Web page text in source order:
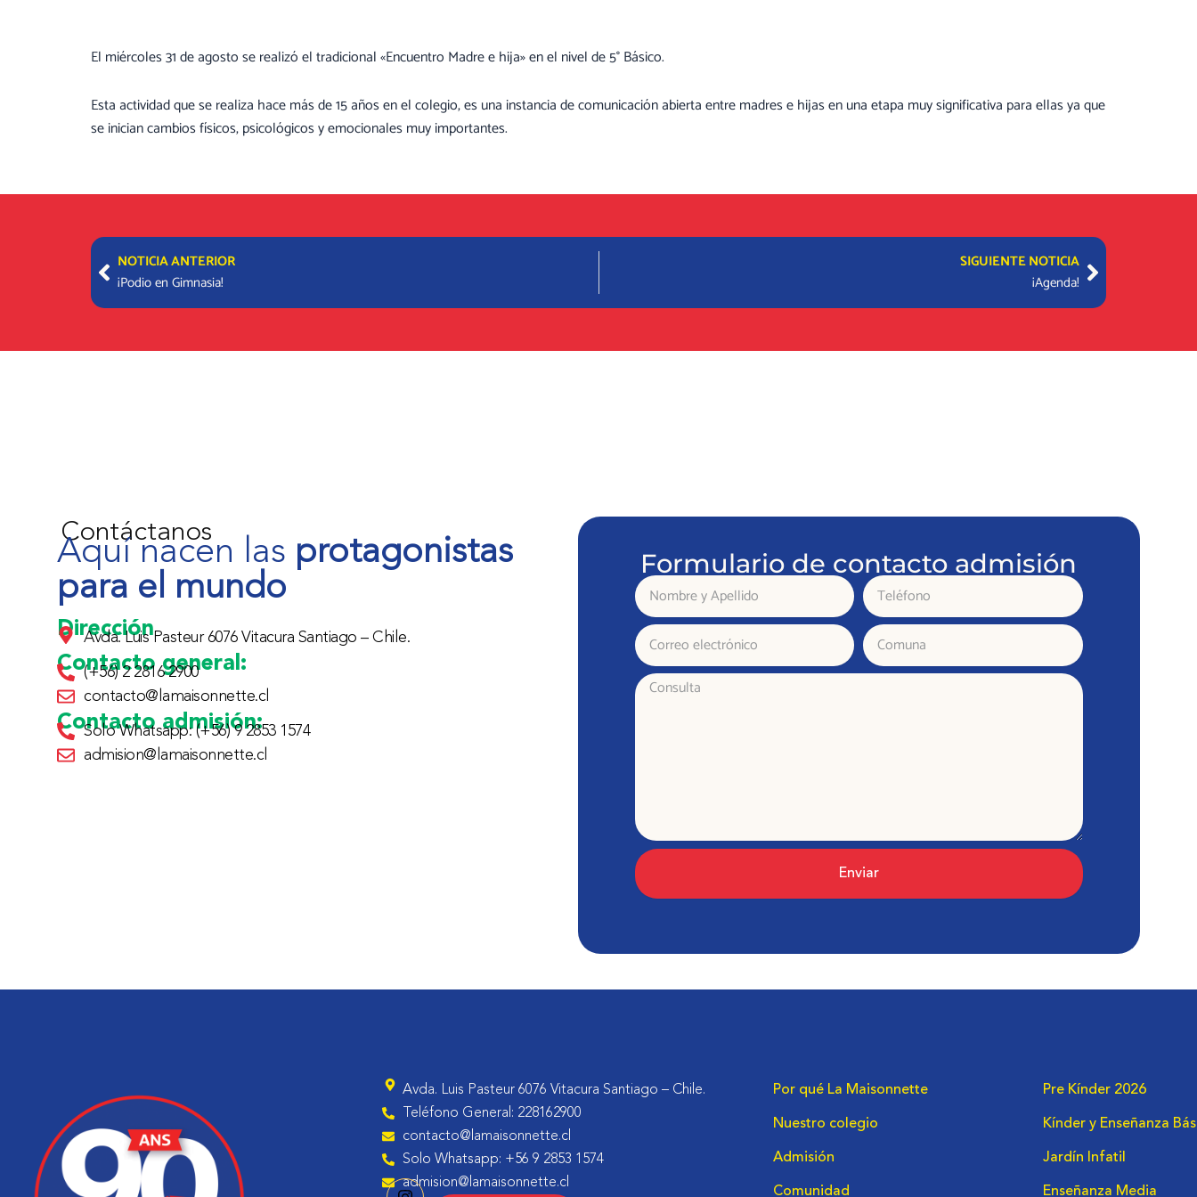
El miércoles 31 de agosto se realizó el tradicional «Encuentro Madre e hija» en el nivel de 5° Básico.
Esta actividad que se realiza hace más de 15 años en el colegio, es una instancia de comunicación abierta entre madres e hijas en una etapa muy significativa para ellas ya que
se inician cambios físicos, psicológicos y emocionales muy importantes.
PrevNOTICIA ANTERIOR
¡Podio en Gimnasia!
SIGUIENTE NOTICIA
¡Agenda!
Next
Contáctanos
Aquí nacen las protagonistas
para el mundo
Dirección
Avda. Luis Pasteur 6076 Vitacura Santiago – Chile.
Contacto general:
(+56) 2 2816 2900
contacto@lamaisonnette.cl
Contacto admisión:
Solo Whatsapp: (+56) 9 2853 1574
admision@lamaisonnette.cl
Formulario de contacto admisión
Nombre
y
Apellido
Teléfono
Correo
electrónico
Comuna
Consulta
Enviar
Avda. Luis Pasteur 6076 Vitacura Santiago – Chile.
Teléfono General: 228162900
contacto@lamaisonnette.cl
Solo Whatsapp: +56 9 2853 1574
admision@lamaisonnette.cl
Por qué La Maisonnette
Nuestro colegio
Admisión
Comunidad
Pre Kínder 2026
Kínder y Enseñanza
Jardín Infatil
Enseñanza Media